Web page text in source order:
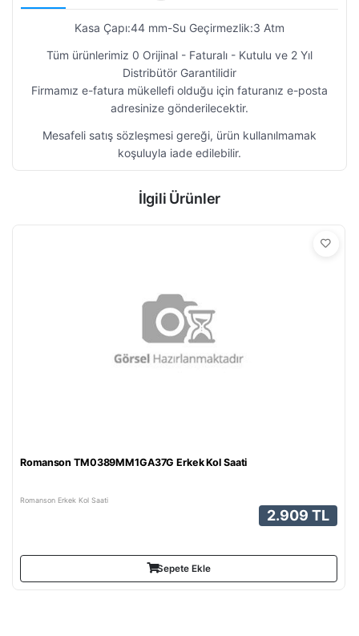
Kasa Çapı:44 mm-Su Geçirmezlik:3 Atm
Tüm ürünlerimiz 0 Orijinal - Faturalı - Kutulu ve 2 Yıl
Distribütör Garantilidir
Firmamız e-fatura mükellefi olduğu için faturanız e-posta
adresinize gönderilecektir.
Mesafeli satış sözleşmesi gereği, ürün kullanılmamak
koşuluyla iade edilebilir.
İlgili Ürünler
Romanson TM0389MM1GA37G Erkek Kol Saati
Romanson Erkek Kol Saati
2.909 TL
Sepete Ekle